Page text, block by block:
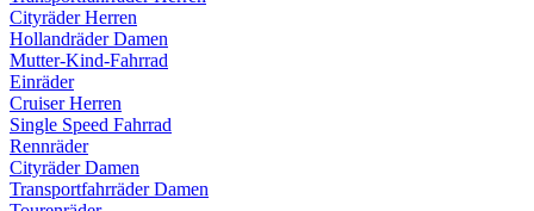
Cityräder Herren
Hollandräder Damen
Mutter-Kind-Fahrrad
Einräder
Cruiser Herren
Single Speed Fahrrad
Rennräder
Cityräder Damen
Transportfahrräder Damen